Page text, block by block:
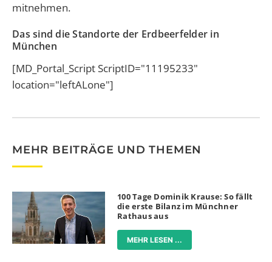
mitnehmen.
Das sind die Standorte der Erdbeerfelder in
München
[MD_Portal_Script ScriptID="11195233"
location="leftALone"]
MEHR BEITRÄGE UND THEMEN
100 Tage Dominik Krause: So fällt
die erste Bilanz im Münchner
Rathaus aus
MEHR LESEN ...